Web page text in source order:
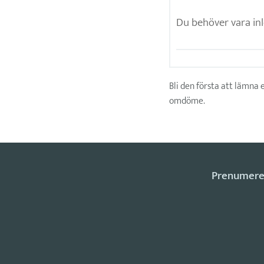
Bli den första att lämna
omdöme.